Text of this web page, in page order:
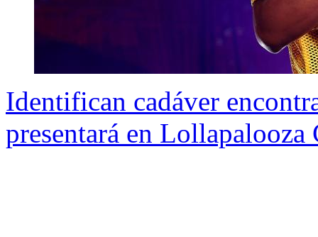
Identifican cadáver
presentará en